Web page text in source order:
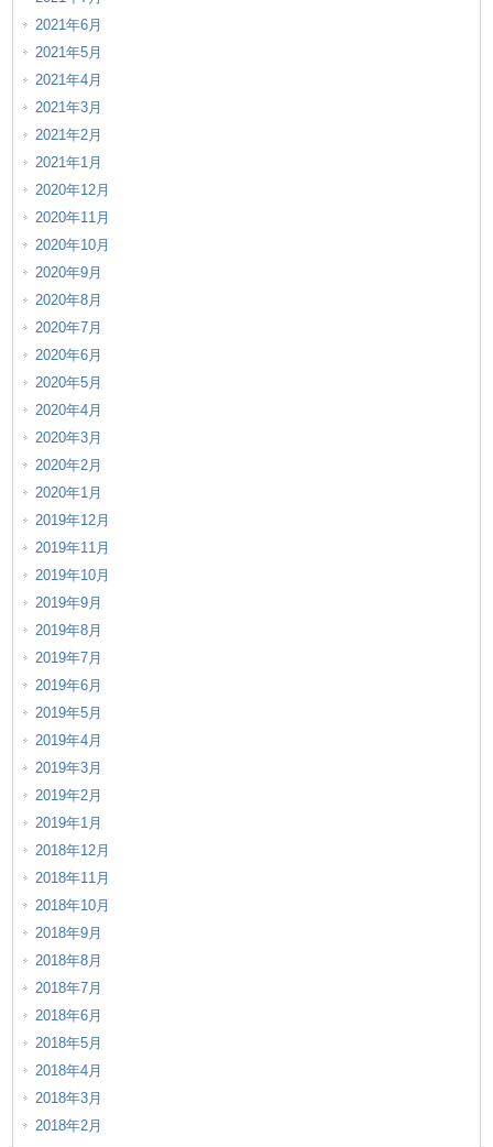
2021年6月
2021年5月
2021年4月
2021年3月
2021年2月
2021年1月
2020年12月
2020年11月
2020年10月
2020年9月
2020年8月
2020年7月
2020年6月
2020年5月
2020年4月
2020年3月
2020年2月
2020年1月
2019年12月
2019年11月
2019年10月
2019年9月
2019年8月
2019年7月
2019年6月
2019年5月
2019年4月
2019年3月
2019年2月
2019年1月
2018年12月
2018年11月
2018年10月
2018年9月
2018年8月
2018年7月
2018年6月
2018年5月
2018年4月
2018年3月
2018年2月